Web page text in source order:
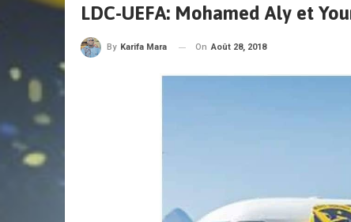
LDC-UEFA: Mohamed Aly et
By Karifa Mara On Août 28, 2018